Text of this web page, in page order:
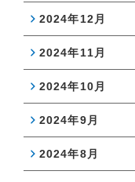
2024年12月
2024年11月
2024年10月
2024年9月
2024年8月